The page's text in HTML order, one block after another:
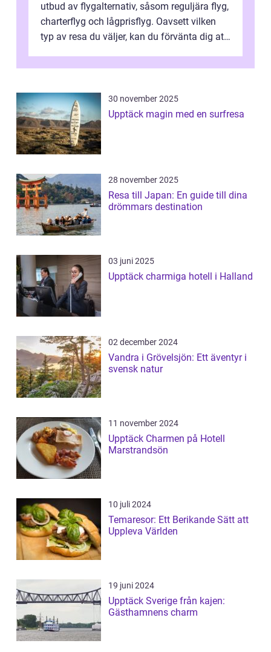
utbud av flygalternativ, såsom reguljära flyg,
charterflyg och lågprisflyg. Oavsett vilken
typ av resa du väljer, kan du förvänta dig att
30 november 2025
Upptäck magin med en surfresa
28 november 2025
Resa till Japan: En guide till dina
drömmars destination
03 juni 2025
Upptäck charmiga hotell i Halland
02 december 2024
Vandra i Grövelsjön: Ett äventyr i
svensk natur
11 november 2024
Upptäck Charmen på Hotell
Marstrandsön
10 juli 2024
Temaresor: Ett Berikande Sätt att
Uppleva Världen
19 juni 2024
Upptäck Sverige från kajen:
Gästhamnens charm